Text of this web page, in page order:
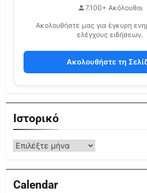
7.100+ Ακόλουθοι
Ακολουθήστε μας για έγκυρη
ελέγχους ειδήσεων.
Ακολουθήστε τη
Ιστορικό
Calendar